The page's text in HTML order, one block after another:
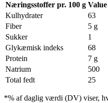
Næringsstoffer pr. 100 g Value
Kulhydrater
63
Fiber
5 g
Sukker
1
Glykæmisk indeks
68
Protein
7 g
Natrium
500
Total fedt
25
*% af daglig værdi (DV) viser,